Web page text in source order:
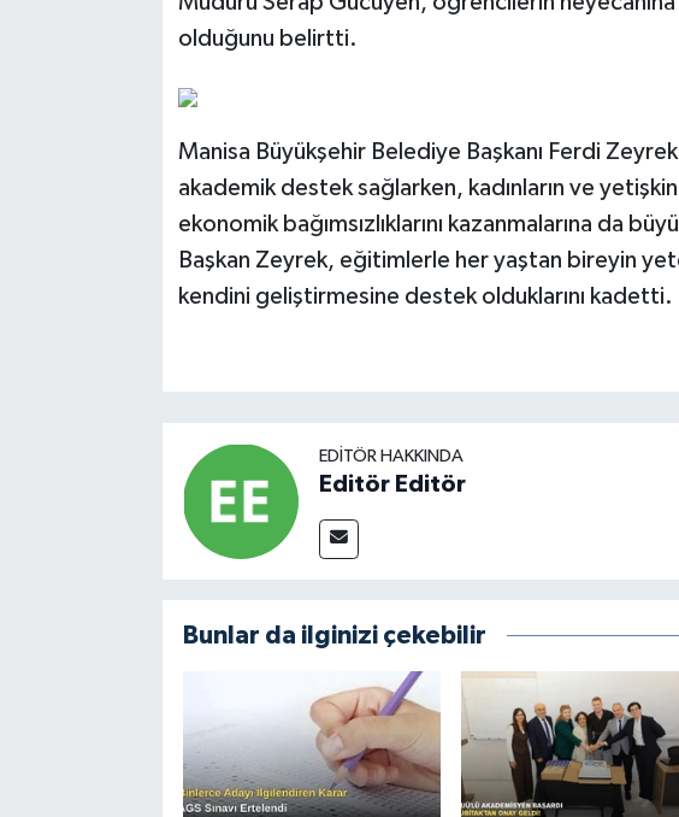
olduğunu belirtti.
Manisa Büyükşehir Belediye Başkanı Ferdi
akademik destek sağlarken, kadınların ve
ekonomik bağımsızlıklarını kazanmalarına da
Başkan Zeyrek, eğitimlerle her yaştan bireyin
kendini geliştirmesine destek olduklarını kadetti.
EDITÖR HAKKINDA
Editör Editör
Bunlar da ilginizi çekebilir